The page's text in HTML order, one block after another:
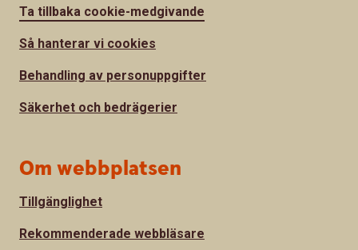
Ta tillbaka cookie-medgivande
Så hanterar vi cookies
Behandling av personuppgifter
Säkerhet och bedrägerier
Om webbplatsen
Tillgänglighet
Rekommenderade webbläsare